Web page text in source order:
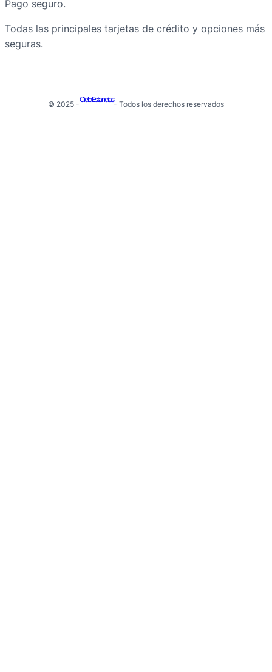
Pago seguro.
Todas las principales tarjetas de crédito y opciones más
seguras.
© 2025 -
Cielo Estancias
- Todos los derechos reservados